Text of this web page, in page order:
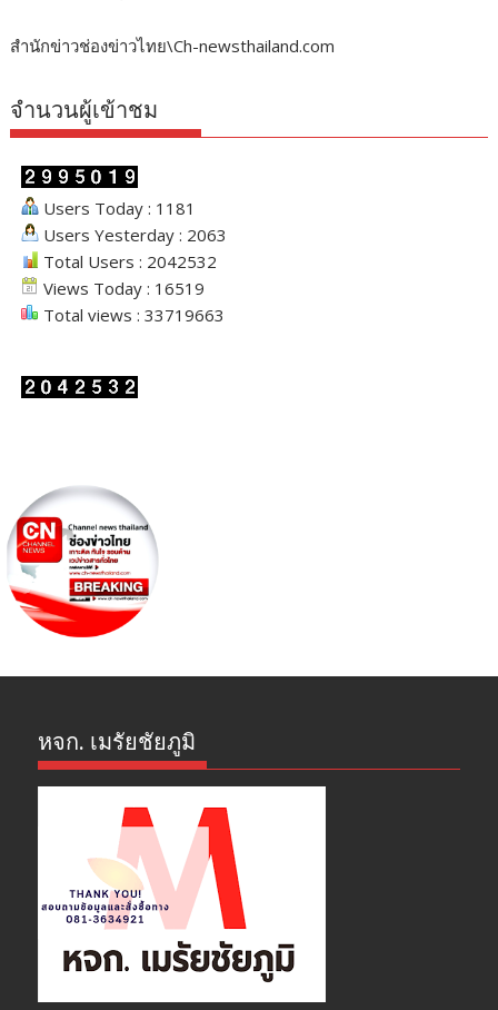
สำนักข่าวช่องข่าวไทย\Ch-newsthailand.com
จำนวนผู้เข้าชม
Users Today : 1181
Users Yesterday : 2063
Total Users : 2042532
Views Today : 16519
Total views : 33719663
หจก. เมรัยชัยภูมิ